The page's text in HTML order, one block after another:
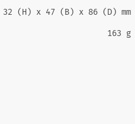
32 (H) x 47 (B) x 86 (D) mm
163 g